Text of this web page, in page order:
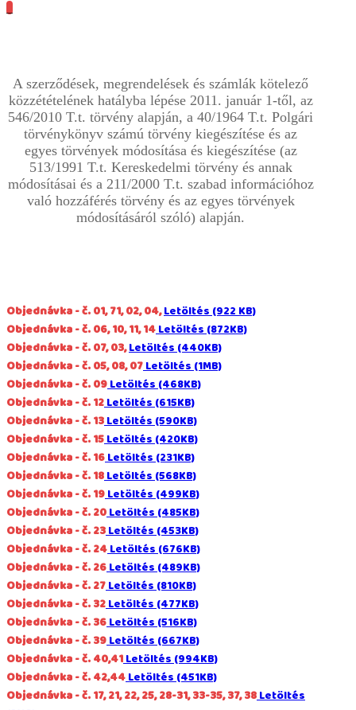
_
A szerződések, megrendelések és számlák kötelező
közzétételének hatályba lépése 2011. január 1-től, az
546/2010 T.t. törvény alapján, a 40/1964 T.t. Polgári
törvénykönyv számú törvény kiegészítése és az
egyes törvények módosítása és kiegészítése (az
513/1991 T.t. Kereskedelmi törvény és annak
módosításai és a 211/2000 T.t. szabad információhoz
való hozzáférés törvény és az egyes törvények
módosításáról szóló) alapján.
Objednávka - č. 01, 71, 02, 04,Letöltés (922 KB)
Objednávka - č. 06, 10, 11, 14Letöltés (872KB)
Objednávka - č. 07, 03,Letöltés (440KB)
Objednávka - č. 05, 08, 07Letöltés (1MB)
Objednávka - č. 09Letöltés (468KB)
Objednávka - č. 12Letöltés (615KB)
Objednávka - č. 13Letöltés (590KB)
Objednávka - č. 15Letöltés (420KB)
Objednávka - č. 16Letöltés (231KB)
Objednávka - č. 18Letöltés (568KB)
Objednávka - č. 19Letöltés (499KB)
Objednávka - č. 20Letöltés (485KB)
Objednávka - č. 23Letöltés (453KB)
Objednávka - č. 24Letöltés (676KB)
Objednávka - č. 26Letöltés (489KB)
Objednávka - č. 27Letöltés (810KB)
Objednávka - č. 32Letöltés (477KB)
Objednávka - č. 36Letöltés (516KB)
Objednávka - č. 39Letöltés (667KB)
Objednávka - č. 40,41Letöltés (994KB)
Objednávka - č. 42,44Letöltés (451KB)
Objednávka - č. 17, 21, 22, 25, 28-31, 33-35, 37, 38Letöltés